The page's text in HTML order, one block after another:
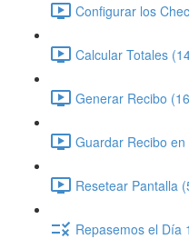
Configurar los
Calcular Totales
Generar Recibo
Guardar Recibo
Resetear Pantalla
Repasemos el Día